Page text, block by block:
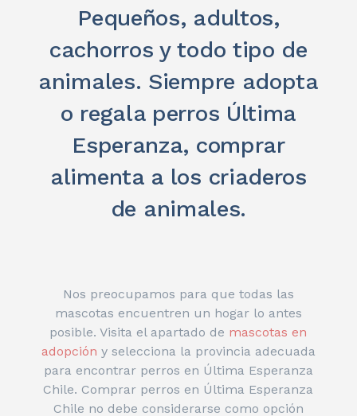
Pequeños, adultos,
cachorros y todo tipo de
animales. Siempre adopta
o regala perros Última
Esperanza, comprar
alimenta a los criaderos
de animales.
Nos preocupamos para que todas las
mascotas encuentren un hogar lo antes
posible. Visita el apartado de mascotas en
adopción y selecciona la provincia adecuada
para encontrar perros en Última Esperanza
Chile. Comprar perros en Última Esperanza
Chile no debe considerarse como opción